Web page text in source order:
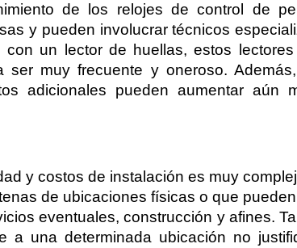
de los relojes de control de
y pueden involucrar técnicos
un lector de huellas, estos lectores
muy frecuente y oneroso.
adicionales pueden aumentar aún
y costos de instalación es muy
de ubicaciones físicas o que
eventuales, construcción y afines.
a una determinada ubicación no